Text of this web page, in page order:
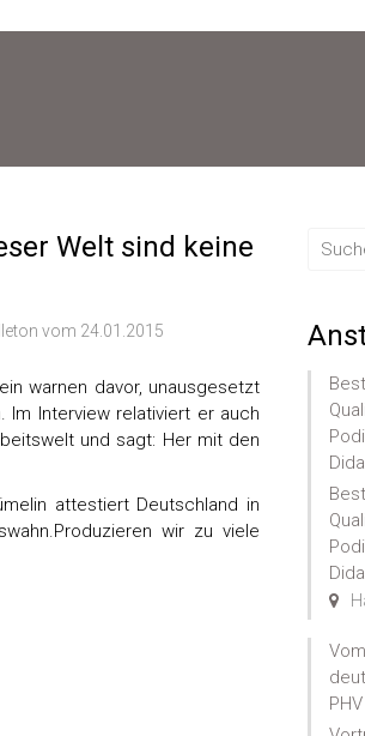
Welt sind keine
vom 24.01.2015
warnen davor, unausgesetzt
Im Interview relativiert er auch
und sagt: Her mit den
attestiert Deutschland in
wir zu viele